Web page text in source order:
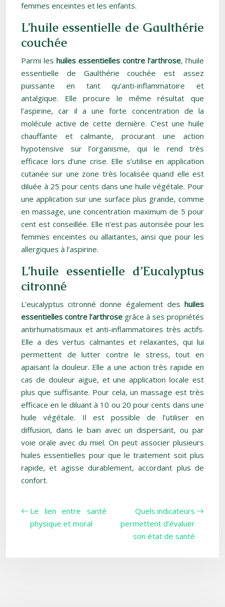
femmes enceintes et les enfants.
L’huile essentielle de Gaulthérie
couchée
Parmi les huiles essentielles contre l’arthrose, l’huile
essentielle de Gaulthérie couchée est assez
puissante en tant qu’anti-inflammatoire et
antalgique. Elle procure le même résultat que
l’aspirine, car il a une forte concentration de la
molécule active de cette dernière. C’est une huile
chauffante et calmante, procurant une action
hypotensive sur l’organisme, qui le rend très
efficace lors d’une crise. Elle s’utilise en application
cutanée sur une zone très localisée quand elle est
diluée à 25 pour cents dans une huile végétale. Pour
une application sur une surface plus grande, comme
en massage, une concentration maximum de 5 pour
cent est conseillée. Elle n’est pas autorisée pour les
femmes enceintes ou allaitantes, ainsi que pour les
allergiques à l’aspirine.
L’huile essentielle d’Eucalyptus
citronné
L’eucalyptus citronné donne également des huiles
essentielles contre l’arthrose grâce à ses propriétés
antirhumatismaux et anti-inflammatoires très actifs.
Elle a des vertus calmantes et relaxantes, qui lui
permettent de lutter contre le stress, tout en
apaisant la douleur. Elle a une action très rapide en
cas de douleur aiguë, et une application locale est
plus que suffisante. Pour cela, un massage est très
efficace en le diluant à 10 ou 20 pour cents dans une
huile végétale. Il est possible de l’utiliser en
diffusion, dans le bain avec un dispersant, ou par
voie orale avec du miel. On peut associer plusieurs
huiles essentielles pour que le traitement soit plus
rapide, et agisse durablement, accordant plus de
confort.
Le lien entre santé
physique et moral
Quels indicateurs
permettent d’évaluer
son état de santé